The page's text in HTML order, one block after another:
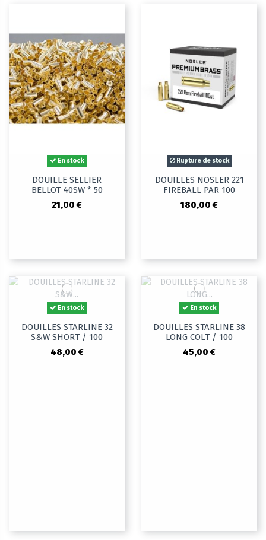
En stock
DOUILLE SELLIER
BELLOT 40SW * 50
21,00 €
Rupture de stock
DOUILLES NOSLER 221
FIREBALL PAR 100
180,00 €
En stock
DOUILLES STARLINE 32
S&W SHORT / 100
48,00 €
En stock
DOUILLES STARLINE 38
LONG COLT / 100
45,00 €